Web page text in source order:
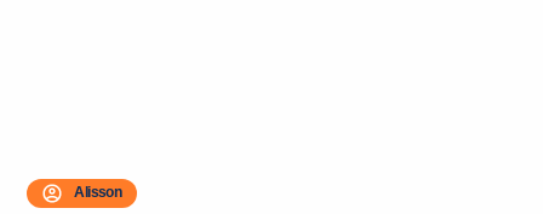
Alisson